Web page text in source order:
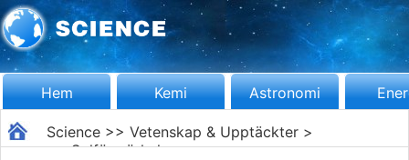
Hem Kemi Astronomi
Science>> Vetenskap & Upptäckter>
>>Solförmörkelse